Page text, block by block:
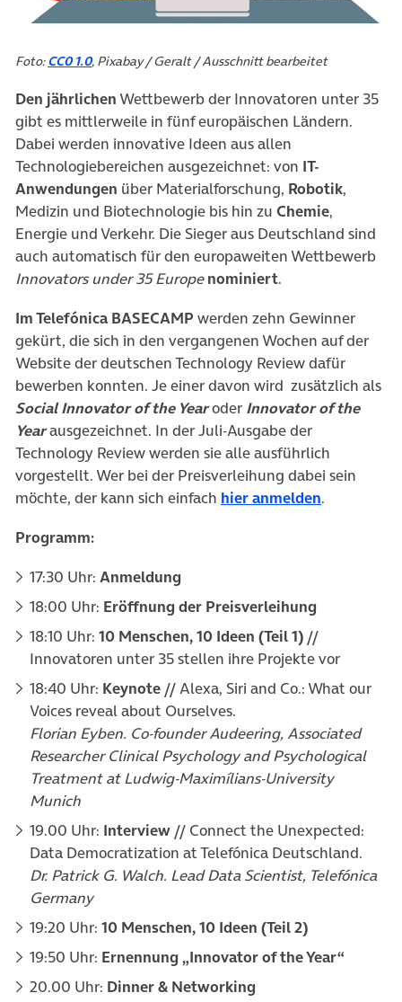
Foto:CC0 1.0, Pixabay / Geralt / Ausschnitt bearbeitet
Den jährlichen Wettbewerb der Innovatoren unter 35
gibt es mittlerweile in fünf europäischen Ländern.
Dabei werden innovative Ideen aus allen
Technologiebereichen ausgezeichnet: von IT-
Anwendungen über Materialforschung, Robotik,
Medizin und Biotechnologie bis hin zu Chemie,
Energie und Verkehr. Die Sieger aus Deutschland sind
auch automatisch für den europaweiten Wettbewerb
Innovators under 35 Europe nominiert.
Im Telefónica BASECAMP werden zehn Gewinner
gekürt, die sich in den vergangenen Wochen auf der
Website der deutschen Technology Review dafür
bewerben konnten. Je einer davon wird zusätzlich als
Social Innovator of the Yearoder Innovator of the
Yearausgezeichnet. In der Juli-Ausgabe der
Technology Review werden sie alle ausführlich
vorgestellt. Wer bei der Preisverleihung dabei sein
möchte, der kann sich einfach hier anmelden(öffnet in
.
Programm:
17:30 Uhr: Anmeldung
18:00 Uhr: Eröffnung der Preisverleihung
18:10 Uhr: 10 Menschen, 10 Ideen (Teil 1) //
Innovatoren unter 35 stellen ihre Projekte vor
18:40 Uhr: Keynote // Alexa, Siri and Co.: What our
Voices reveal about Ourselves.
Florian Eyben. Co-founder Audeering, Associated
Researcher Clinical Psychology and Psychological
Treatment at Ludwig-Maximílians-University
Munich
19.00 Uhr: Interview // Connect the Unexpected:
Data Democratization at Telefónica Deutschland.
Dr. Patrick G. Walch. Lead Data Scientist, Telefónica
Germany
19:20 Uhr: 10 Menschen, 10 Ideen (Teil 2)
19:50 Uhr: Ernennung „Innovator of the Year“
20.00 Uhr: Dinner & Networking